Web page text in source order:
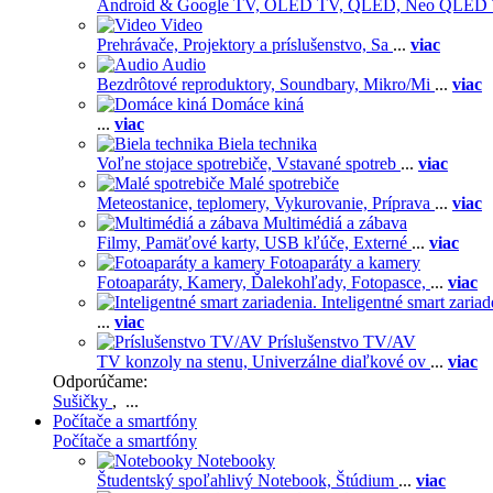
Android & Google TV, OLED TV, QLED, Neo QLED
Video
Prehrávače, Projektory a príslušenstvo, Sa ... viac
Audio
Bezdrôtové reproduktory, Soundbary, Mikro/Mi ... viac
Domáce kiná
... viac
Biela technika
Voľne stojace spotrebiče, Vstavané spotreb ... viac
Malé spotrebiče
Meteostanice, teplomery, Vykurovanie, Príprava ... viac
Multimédiá a zábava
Filmy, Pamäťové karty, USB kľúče, Externé ... viac
Fotoaparáty a kamery
Fotoaparáty, Kamery, Ďalekohľady, Fotopasce, ... viac
Inteligentné smart
... viac
Príslušenstvo TV/AV
TV konzoly na stenu, Univerzálne diaľkové ov ... viac
Odporúčame:
Sušičky , ...
Počítače a smartfóny
Počítače a smartfóny
Notebooky
Študentský spoľahlivý Notebook, Štúdium ... viac